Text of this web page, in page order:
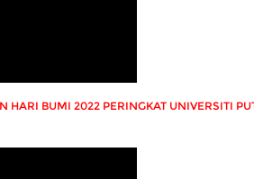
HARI BUMI 2022 PERINGKAT UNIVERSITI